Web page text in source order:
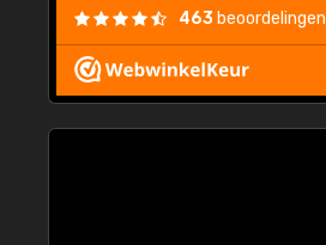
463 beoordelingen